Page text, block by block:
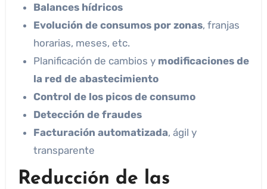
Balances hídricos
Evolución de consumos por zonas, franjas
horarias, meses, etc.
Planificación de cambios y modificaciones de
la red de abastecimiento
Control de los picos de consumo
Detección de fraudes
Facturación automatizada, ágil y
transparente
Reducción de las